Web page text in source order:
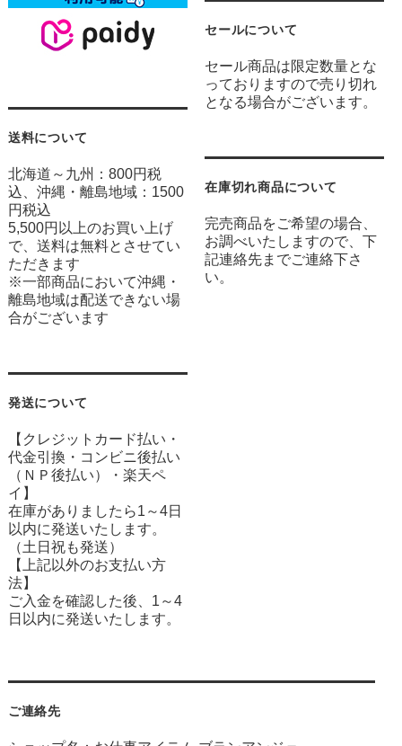
送料について
北海道～九州：800円税
込、沖縄・離島地域：1500
円税込
5,500円以上のお買い上げ
で、送料は無料とさせてい
ただきます
※一部商品において沖縄・
離島地域は配送できない場
合がございます
発送について
【クレジットカード払い・
代金引換・コンビニ後払い
（ＮＰ後払い）・楽天ペ
イ】
在庫がありましたら1～4日
以内に発送いたします。
（土日祝も発送）
【上記以外のお支払い方
法】
ご入金を確認した後、1～4
日以内に発送いたします。
セールについて
セール商品は限定数量とな
っておりますので売り切れ
となる場合がございます。
在庫切れ商品について
完売商品をご希望の場合、
お調べいたしますので、下
記連絡先までご連絡下さ
い。
ご連絡先